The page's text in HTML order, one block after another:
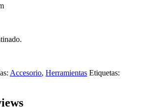
Accesorio, Herramientas Etiquetas: